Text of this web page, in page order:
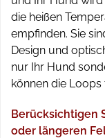
die heißen
empfinden. Sie
Design und
nur Ihr Hund
können die
Berücksichtigen
oder längeren